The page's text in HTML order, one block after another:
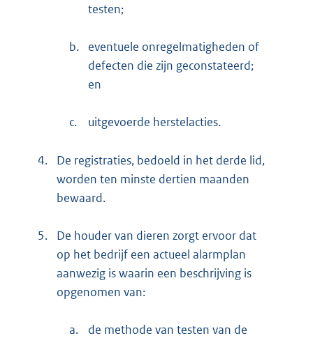
testen;
b.
eventuele onregelmatigheden of
defecten die zijn geconstateerd;
en
c. uitgevoerde herstelacties.
4.
De registraties, bedoeld in het derde lid,
worden ten minste dertien maanden
bewaard.
5.
De houder van dieren zorgt ervoor dat
op het bedrijf een actueel alarmplan
aanwezig is waarin een beschrijving is
opgenomen van:
a.
de methode van testen van de